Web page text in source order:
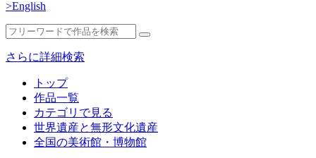
>English
さらに詳細検索
トップ
作品一覧
カテゴリで見る
世界遺産と無形文化遺産
全国の美術館・博物館